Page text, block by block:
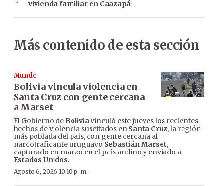
vivienda familiar en Caazapá
Más contenido de esta sección
Mundo
Bolivia vincula violencia en
Santa Cruz con gente cercana
a Marset
El Gobierno de Boliviavinculó este jueves los recientes
hechos de violencia suscitados en Santa Cruz, la región
más poblada del país, con gente cercana al
narcotraficante uruguayo Sebastián Marset,
capturado en marzo en el país andino y enviado a
Estados Unidos.
Agosto 6, 2026 10:10 p. m.